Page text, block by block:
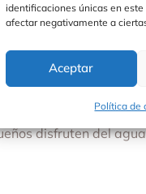
identificaciones únicas en
afectar negativamente a
Aceptar
Política de
disfruten del